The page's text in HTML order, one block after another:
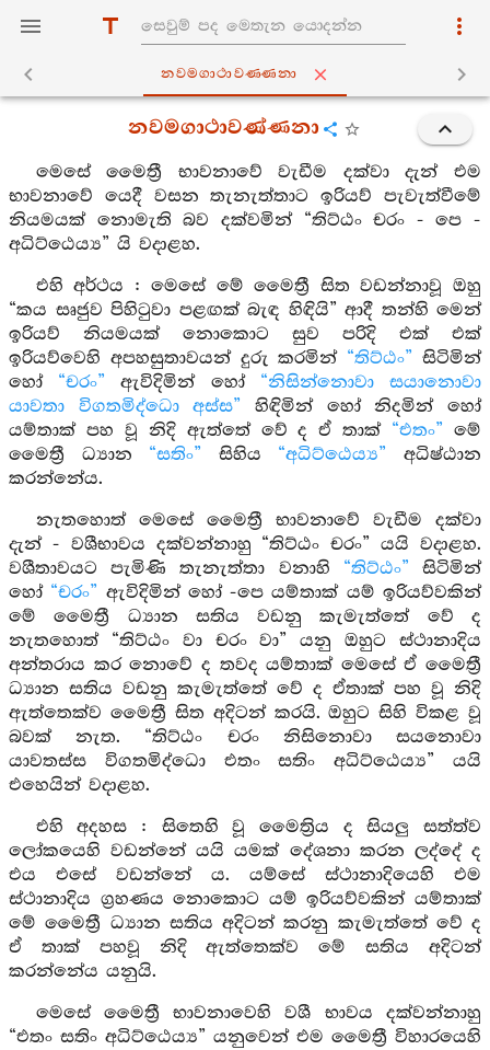
නවමගාථාවණ‍්ණනා
නවමගාථාවණ්ණනා
මෙසේ මෛත්‍රී භාවනාවේ වැඩීම දක්වා දැන් එම
භාවනාවේ යෙදී වසන තැනැත්තාට ඉරියව් පැවැත්වීමේ
නියමයක් නොමැති බව දක්වමින් “තිට්ඨං චරං - පෙ -
අධිට්ඨෙය්‍ය” යි වදාළහ.
එහි අර්ථය : මෙසේ මේ මෛත්‍රී සිත වඩන්නාවූ ඔහු
“කය සෘජුව පිහිටුවා පළඟක් බැඳ හිඳියි” ආදී තන්හි මෙන්
ඉරියව් නියමයක් නොකොට සුව පරිදි එක් එක්
ඉරියව්වෙහි අපහසුතාවයන් දුරු කරමින් “තිට්ඨං” සිටිමින්
හෝ “චරං” ඇවිදිමින් හෝ “නිසින්නොවා සයානොවා
යාවතා විගතමිද්ධො අස්ස” හිඳිමින් හෝ නිදමින් හෝ
යම්තාක් පහ වූ නිදි ඇත්තේ වේ ද ඒ තාක් “එතං” මේ
මෛත්‍රී ධ්‍යාන “සතිං” සිහිය “අධිට්ඨෙය්‍ය” අධිෂ්ඨාන
කරන්නේය.
නැතහොත් මෙසේ මෛත්‍රී භාවනාවේ වැඩීම දක්වා
දැන් - වශීභාවය දක්වන්නාහු “තිට්ඨං චරං” යයි වදාළහ.
වශීතාවයට පැමිණි තැනැත්තා වනාහි “තිට්ඨං” සිටිමින්
හෝ “චරං” ඇවිදිමින් හෝ -පෙ යම්තාක් යම් ඉරියව්වකින්
මේ මෛත්‍රී ධ්‍යාන සතිය වඩනු කැමැත්තේ වේ ද
නැතහොත් “තිට්ඨං වා චරං වා” යනු ඔහුට ස්ථානාදිය
අන්තරාය කර නොවේ ද තවද යම්තාක් මෙසේ ඒ මෛත්‍රී
ධ්‍යාන සතිය වඩනු කැමැත්තේ වේ ද ඒතාක් පහ වූ නිදි
ඇත්තෙක්ව මෛත්‍රී සිත අදිටන් කරයි. ඔහුට සිහි විකළ වූ
බවක් නැත. “තිට්ඨං චරං නිසිනොවා සයනොවා
යාවතස්ස විගතමිද්ධො එතං සතිං අධිට්ඨෙය්‍ය” යයි
එහෙයින් වදාළහ.
එහි අදහස : සිතෙහි වූ මෛත්‍රිය ද සියලු සත්ත්ව
ලෝකයෙහි වඩන්නේ යයි යමක් දේශනා කරන ලද්දේ ද
එය එසේ වඩන්නේ ය. යම්සේ ස්ථානාදියෙහි එම
ස්ථානාදිය ග්‍රහණය නොකොට යම් ඉරියව්වකින් යම්තාක්
මේ මෛත්‍රී ධ්‍යාන සතිය අදිටන් කරනු කැමැත්තේ වේ ද
ඒ තාක් පහවූ නිදි ඇත්තෙක්ව මේ සතිය අදිටන්
කරන්නේය යනුයි.
මෙසේ මෛත්‍රී භාවනාවෙහි වශී භාවය දක්වන්නාහු
“එතං සතිං අධිට්ඨෙය්‍ය” යනුවෙන් එම මෛත්‍රී විහාරයෙහි